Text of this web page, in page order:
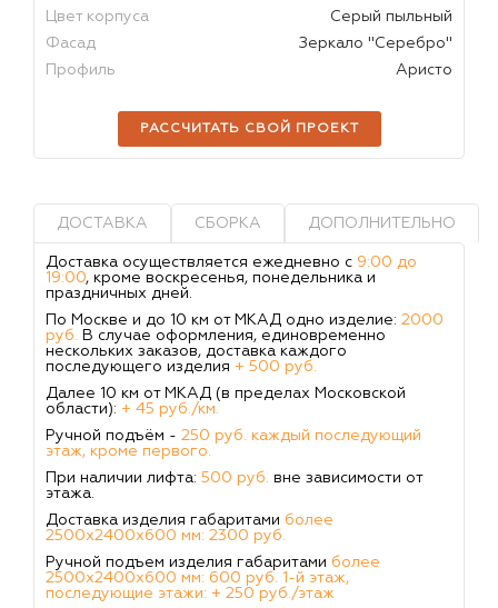
Цвет корпуса
Серый пыльный
Фасад
Зеркало "Серебро"
Профиль
Аристо
РАССЧИТАТЬ СВОЙ ПРОЕКТ
ДОСТАВКА СБОРКА ДОПОЛНИТЕЛЬНО
Доставка осуществляется ежедневно с 9:00 до
19:00, кроме воскресенья, понедельника и
праздничных дней.
По Москве и до 10 км от МКАД одно изделие: 2000
руб. В случае оформления, единовременно
нескольких заказов, доставка каждого
последующего изделия + 500 руб.
Далее 10 км от МКАД (в пределах Московской
области): + 45 руб./км.
Ручной подъём - 250 руб. каждый последующий
этаж, кроме первого.
При наличии лифта: 500 руб. вне зависимости от
этажа.
Доставка изделия габаритами более
2500х2400х600 мм: 2300 руб.
Ручной подъем изделия габаритами более
2500х2400х600 мм: 600 руб. 1-й этаж,
последующие этажи: + 250 руб./этаж